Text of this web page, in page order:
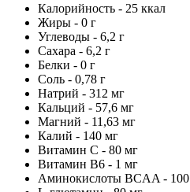
Калорийность - 25 ккал
Жиры - 0 г
Углеводы - 6,2 г
Сахара - 6,2 г
Белки - 0 г
Соль - 0,78 г
Натрий - 312 мг
Кальций - 57,6 мг
Магний - 11,63 мг
Калий - 140 мг
Витамин C - 80 мг
Витамин B6 - 1 мг
Аминокислоты BCAA -